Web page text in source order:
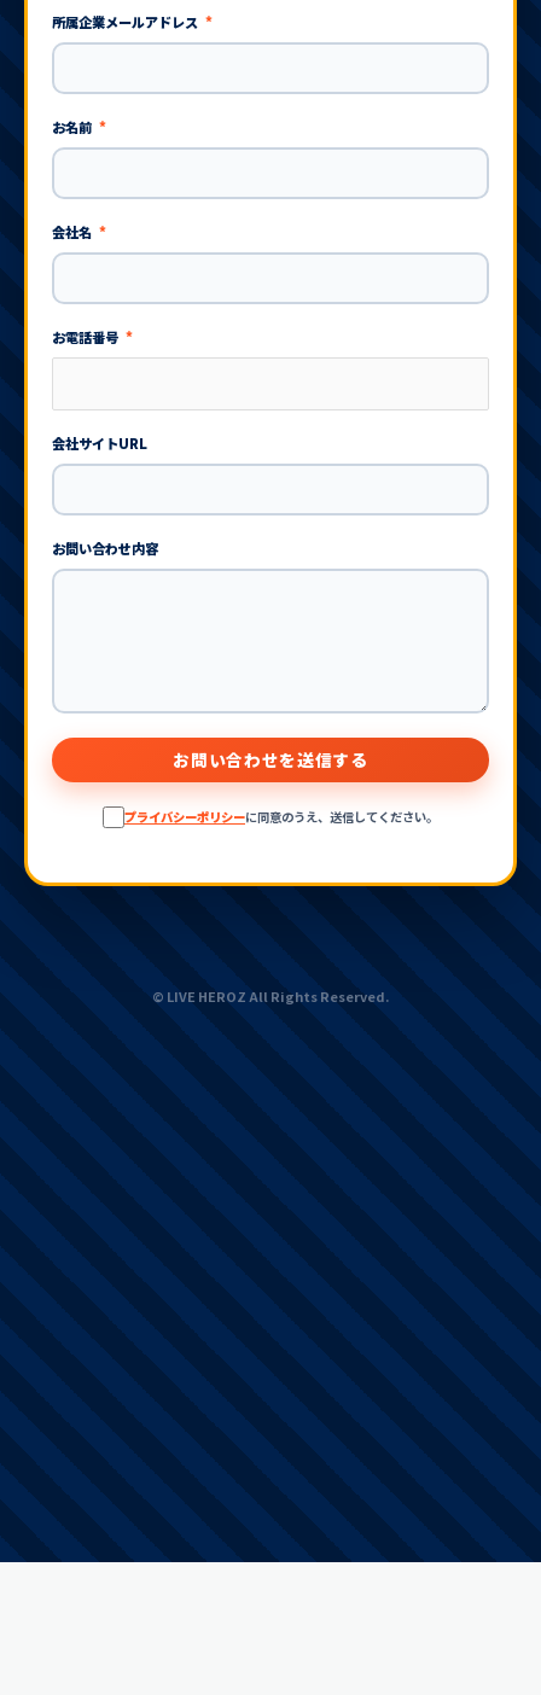
所属企業メールアドレス *
お名前 *
会社名 *
お電話番号 *
会社サイトURL
お問い合わせ内容
お問い合わせを送信する
プライバシーポリシーに同意のうえ、送信してください。
© LIVE HEROZ All Rights Reserved.